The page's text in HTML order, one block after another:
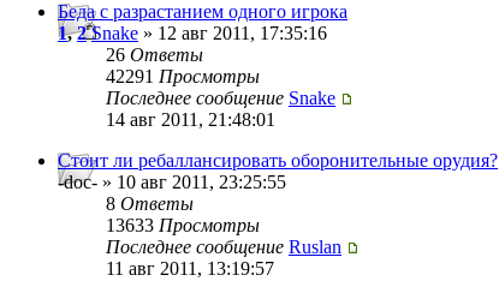
Беда с разрастанием одного игрока
1,2 Snake » 12 авг 2011, 17:35:16
26 Ответы
42291 Просмотры
Последнее сообщение Snake
14 авг 2011, 21:48:01
Стоит ли ребаллансировать оборонительные орудия?
-doc- » 10 авг 2011, 23:25:55
8 Ответы
13633 Просмотры
Последнее сообщение Ruslan
11 авг 2011, 13:19:57